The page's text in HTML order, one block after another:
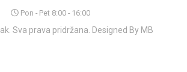
Pon - Pet 8:00 - 16:00
Sva prava pridržana. Designed By MB